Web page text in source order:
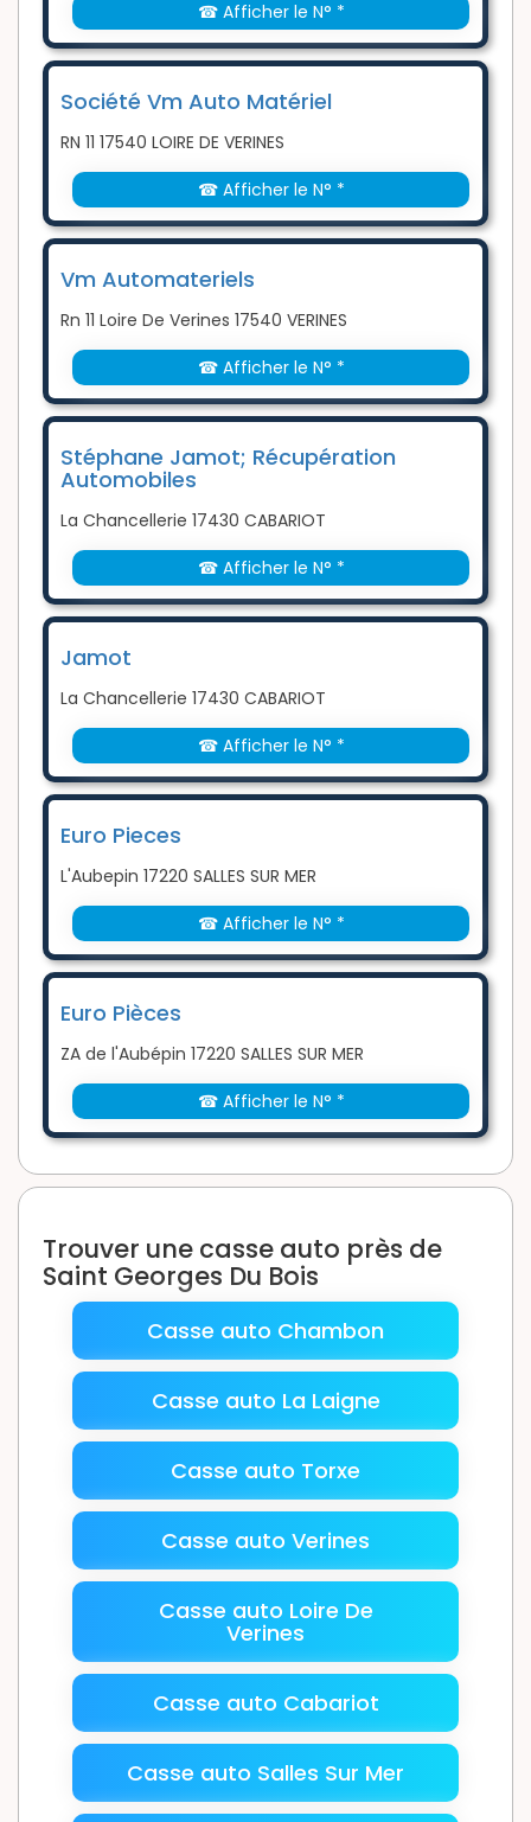
☎ Afficher le N° *
Société Vm Auto Matériel
RN 11 17540 LOIRE DE VERINES
☎ Afficher le N° *
Vm Automateriels
Rn 11 Loire De Verines 17540 VERINES
☎ Afficher le N° *
Stéphane Jamot; Récupération
Automobiles
La Chancellerie 17430 CABARIOT
☎ Afficher le N° *
Jamot
La Chancellerie 17430 CABARIOT
☎ Afficher le N° *
Euro Pieces
L'Aubepin 17220 SALLES SUR MER
☎ Afficher le N° *
Euro Pièces
ZA de l'Aubépin 17220 SALLES SUR MER
☎ Afficher le N° *
Trouver une casse auto près de
Saint Georges Du Bois
Casse auto Chambon
Casse auto La Laigne
Casse auto Torxe
Casse auto Verines
Casse auto Loire De
Verines
Casse auto Cabariot
Casse auto Salles Sur Mer